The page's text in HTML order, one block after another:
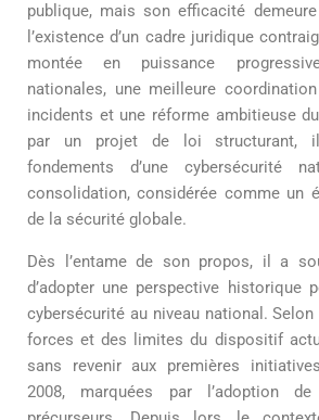
publique, mais son efficacité
l’existence d’un cadre juridique
montée en puissance
nationales, une meilleure
incidents et une réforme ambitieuse
par un projet de loi structurant,
fondements d’une cybersécurité
consolidation, considérée comme un
de la sécurité globale.
Dès l’entame de son propos, il a
d’adopter une perspective historique
cybersécurité au niveau national. Selon
forces et des limites du dispositif
sans revenir aux premières
2008, marquées par l’adoption